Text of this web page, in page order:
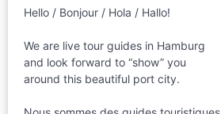
Hello / Bonjour / Hola / Hallo!
We are live tour guides in Hamburg
and look forward to “show” you
around this beautiful port city.